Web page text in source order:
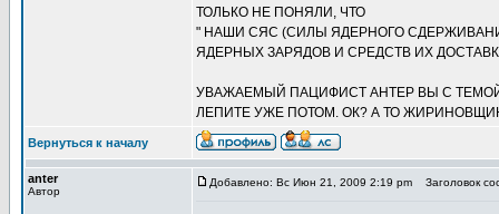
ТОЛЬКО НЕ ПОНЯЛИ, ЧТО
" НАШИ СЯС (СИЛЫ ЯДЕРНОГО
ЯДЕРНЫХ ЗАРЯДОВ И СРЕДСТВ ИХ
УВАЖАЕМЫЙ ПАЦИФИСТ АНТЕР ВЫ С
ЛЕПИТЕ УЖЕ ПОТОМ. ОК? А ТО
Вернуться к началу
anter
Автор
Добавлено: Вс Июн 21, 2009 2:19 pm Заголовок